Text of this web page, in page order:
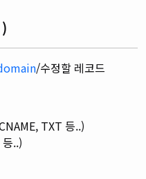
/수정할 레코드
TXT 등..)
..)